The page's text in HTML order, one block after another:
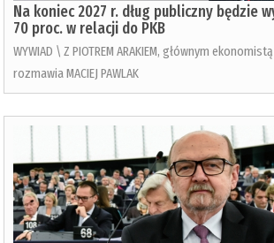
Na koniec 2027 r. dług publiczny będzie
70 proc. w relacji do PKB
WYWIAD \ Z PIOTREM ARAKIEM, głównym
rozmawia MACIEJ PAWLAK